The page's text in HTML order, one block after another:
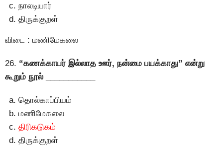
நாலடியார்
திருக்குறள்
விடை : மணிமேகலை
26. “கணக்காயர் இல்லாத ஊர், நன்மை பயக்காது” என்று
கூறும் நூல் ___________
தொல்காப்பியம்
மணிமேகலை
திரிகடுகம்
திருக்குறள்